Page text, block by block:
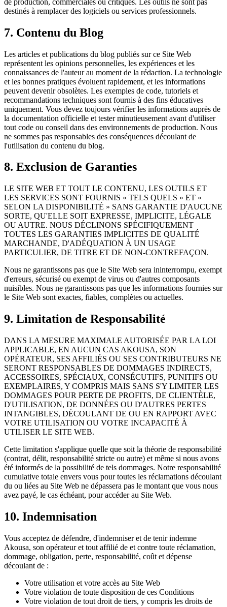
destinés à remplacer des logiciels ou services professionnels.
7. Contenu du Blog
Les articles et publications du blog publiés sur ce Site Web
représentent les opinions personnelles, les expériences et les
connaissances de l'auteur au moment de la rédaction. La technologie
et les bonnes pratiques évoluent rapidement, et les informations
peuvent devenir obsolètes. Les exemples de code, tutoriels et
recommandations techniques sont fournis à des fins éducatives
uniquement. Vous devez toujours vérifier les informations auprès de
la documentation officielle et tester minutieusement avant d'utiliser
tout code ou conseil dans des environnements de production. Nous
ne sommes pas responsables des conséquences découlant de
l'utilisation du contenu du blog.
8. Exclusion de Garanties
LE SITE WEB ET TOUT LE CONTENU, LES OUTILS ET
LES SERVICES SONT FOURNIS « TELS QUELS » ET «
SELON LA DISPONIBILITÉ » SANS GARANTIE D'AUCUNE
SORTE, QU'ELLE SOIT EXPRESSE, IMPLICITE, LÉGALE
OU AUTRE. NOUS DÉCLINONS SPÉCIFIQUEMENT
TOUTES LES GARANTIES IMPLICITES DE QUALITÉ
MARCHANDE, D'ADÉQUATION À UN USAGE
PARTICULIER, DE TITRE ET DE NON-CONTREFAÇON.
Nous ne garantissons pas que le Site Web sera ininterrompu, exempt
d'erreurs, sécurisé ou exempt de virus ou d'autres composants
nuisibles. Nous ne garantissons pas que les informations fournies sur
le Site Web sont exactes, fiables, complètes ou actuelles.
9. Limitation de Responsabilité
DANS LA MESURE MAXIMALE AUTORISÉE PAR LA LOI
APPLICABLE, EN AUCUN CAS AKOUSA, SON
OPÉRATEUR, SES AFFILIÉS OU SES CONTRIBUTEURS NE
SERONT RESPONSABLES DE DOMMAGES INDIRECTS,
ACCESSOIRES, SPÉCIAUX, CONSÉCUTIFS, PUNITIFS OU
EXEMPLAIRES, Y COMPRIS MAIS SANS S'Y LIMITER LES
DOMMAGES POUR PERTE DE PROFITS, DE CLIENTÈLE,
D'UTILISATION, DE DONNÉES OU D'AUTRES PERTES
INTANGIBLES, DÉCOULANT DE OU EN RAPPORT AVEC
VOTRE UTILISATION OU VOTRE INCAPACITÉ À
UTILISER LE SITE WEB.
Cette limitation s'applique quelle que soit la théorie de responsabilité
(contrat, délit, responsabilité stricte ou autre) et même si nous avons
été informés de la possibilité de tels dommages. Notre responsabilité
cumulative totale envers vous pour toutes les réclamations découlant
du ou liées au Site Web ne dépassera pas le montant que vous nous
avez payé, le cas échéant, pour accéder au Site Web.
10. Indemnisation
Vous acceptez de défendre, d'indemniser et de tenir indemne
Akousa, son opérateur et tout affilié de et contre toute réclamation,
dommage, obligation, perte, responsabilité, coût et dépense
découlant de :
Votre utilisation et votre accès au Site Web
Votre violation de toute disposition de ces Conditions
Votre violation de tout droit de tiers, y compris les droits de